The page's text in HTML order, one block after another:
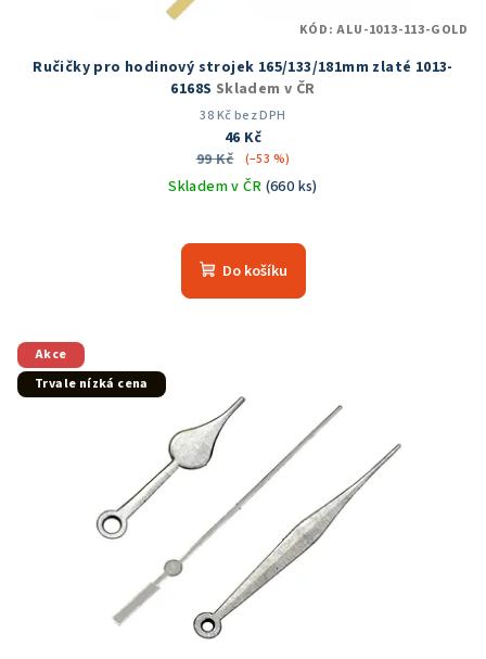
Ručičky pro hodinový strojek 165/133/181mm zlaté 1013-
6168S Skladem v ČR
38 Kč bez DPH
46 Kč
99 Kč
(–53 %)
Skladem v ČR (660 ks)
Do košíku
KÓD:ALU-1013-113-GOLD
Akce
Trvale nízká cena